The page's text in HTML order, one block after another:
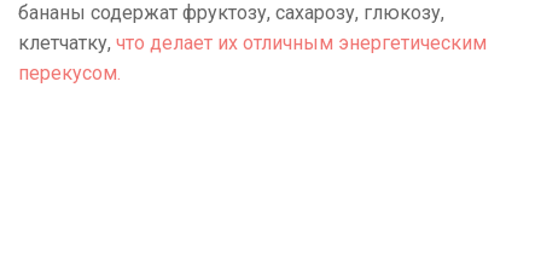
бананы содержат фруктозу, сахарозу, глюкозу,
клетчатку, что делает их отличным энергетическим
перекусом.